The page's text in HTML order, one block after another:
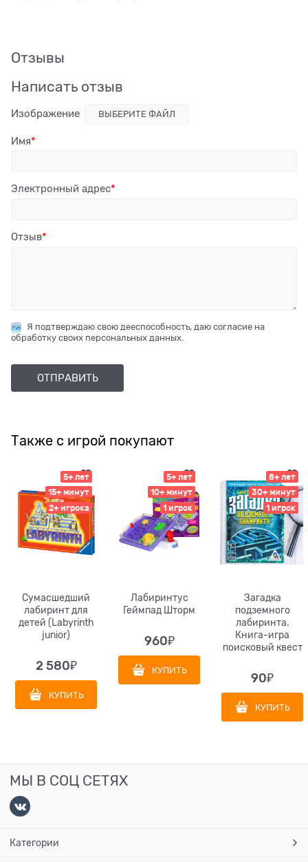
Отзывы
Написать отзыв
Изображение ВЫБЕРИТЕ ФАЙЛ
Имя
Электронный адрес
Отзыв
Я подтверждаю свою дееспособность, даю согласие на
обработку своих персональных данных.
Также с игрой покупают
5+ лет
15+ минут
2+ игрока
Сумасшедший
лабиринт для
детей (Labyrinth
junior)
2 580₽
КУПИТЬ
5+ лет
10+ минут
1 игрок
Лабиринтус
Геймпад Шторм
960₽
КУПИТЬ
8+ лет
30+ минут
1 игрок
Загадка
подземного
лабиринта.
Книга-игра
поисковый квест
90₽
КУПИТЬ
МЫ В СОЦ СЕТЯХ
Категории